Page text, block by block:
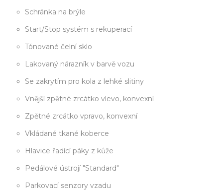
Schránka na brýle
Start/Stop systém s rekuperací
Tónované čelní sklo
Lakovaný nárazník v barvě vozu
Se zakrytím pro kola z lehké slitiny
Vnější zpětné zrcátko vlevo, konvexní
Zpětné zrcátko vpravo, konvexní
Vkládané tkané koberce
Hlavice řadící páky z kůže
Pedálové ústrojí "Standard"
Parkovací senzory vzadu